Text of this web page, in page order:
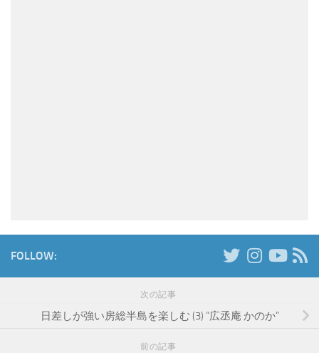
FOLLOW:
次の記事
日差しが強い房総半島を楽しむ (3) “広丞庵 かのか”
前の記事